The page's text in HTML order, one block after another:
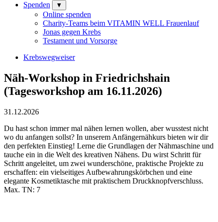
Spenden
▼
Online spenden
Charity-Teams beim VITAMIN WELL Frauenlauf
Jonas gegen Krebs
Testament und Vorsorge
Krebswegweiser
Näh-Workshop in Friedrichshain
(Tagesworkshop am 16.11.2026)
31.12.2026
Du hast schon immer mal nähen lernen wollen, aber wusstest nicht
wo du anfangen sollst? In unserem Anfängernähkurs bieten wir dir
den perfekten Einstieg! Lerne die Grundlagen der Nähmaschine und
tauche ein in die Welt des kreativen Nähens. Du wirst Schritt für
Schritt angeleitet, um zwei wunderschöne, praktische Projekte zu
erschaffen: ein vielseitiges Aufbewahrungskörbchen und eine
elegante Kosmetiktasche mit praktischem Druckknopfverschluss.
Max. TN: 7